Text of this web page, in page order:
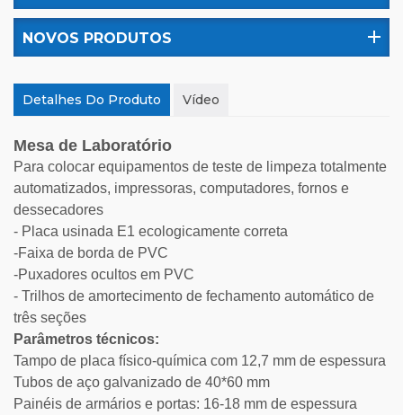
NOVOS PRODUTOS
Detalhes Do Produto Vídeo
Mesa de Laboratório
Para colocar equipamentos de teste de limpeza totalmente
automatizados, impressoras, computadores, fornos e
dessecadores
- Placa usinada E1 ecologicamente correta
-Faixa de borda de PVC
-Puxadores ocultos em PVC
- Trilhos de amortecimento de fechamento automático de
três seções
Parâmetros técnicos:
Tampo de placa físico-química com 12,7 mm de espessura
Tubos de aço galvanizado de 40*60 mm
Painéis de armários e portas: 16-18 mm de espessura